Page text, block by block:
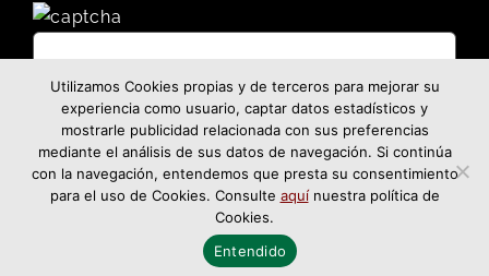
FacebookLinkedIn
Email
WhatsApp
Compartir
Utilizamos Cookies propias y de terceros para mejorar su
experiencia como usuario, captar datos estadísticos y
mostrarle publicidad relacionada con sus preferencias
mediante el análisis de sus datos de navegación. Si continúa
con la navegación, entendemos que presta su consentimiento
para el uso de Cookies. Consulte aquínuestra política de
Cookies.
Entendido